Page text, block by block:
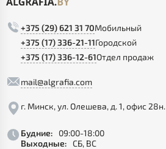
+375 (29) 621 31 70Мобильный
+375 (17) 336-21-11Городской
+375 (17) 336-12-61Отдел продаж
mail@algrafia.com
г. Минск, ул. Олешева, д. 1, офис 28н.
Будние:
09:00-18:00
Выходные: СБ, ВС